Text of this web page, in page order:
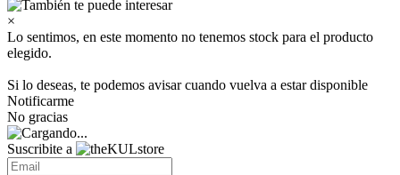
×
Lo sentimos, en este momento no tenemos stock para el producto
elegido.
Si lo deseas, te podemos avisar cuando vuelva a estar disponible
Notificarme
No gracias
Suscribite a